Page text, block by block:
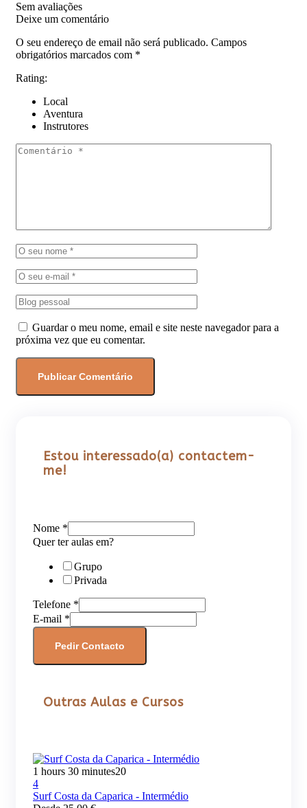
Sem avaliações
Deixe um comentário
O seu endereço de email não será publicado. Campos
obrigatórios marcados com *
Rating:
Local
Aventura
Instrutores
Guardar o meu nome, email e site neste navegador para a
próxima vez que eu comentar.
Estou interessado(a) contactem-
me!
Nome *
Quer ter aulas em?
Grupo
Privada
Telefone *
E-mail *
Pedir Contacto
Outras Aulas e Cursos
1 hours 30 minutes20
4
Surf Costa da Caparica - Intermédio